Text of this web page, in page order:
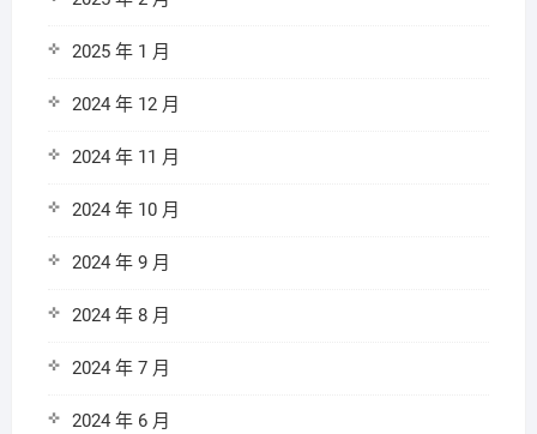
2025 年 1 月
2024 年 12 月
2024 年 11 月
2024 年 10 月
2024 年 9 月
2024 年 8 月
2024 年 7 月
2024 年 6 月